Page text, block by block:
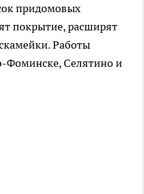
придомовых
покрытие, расширят
Работы
Фоминске, Селятино и